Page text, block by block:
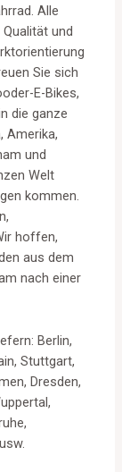
Alle
und
Sie sich
E-Bikes,
die ganze
Amerika,
und
Welt
kommen.
hoffen,
aus dem
nach einer
Berlin,
Stuttgart,
Dresden,